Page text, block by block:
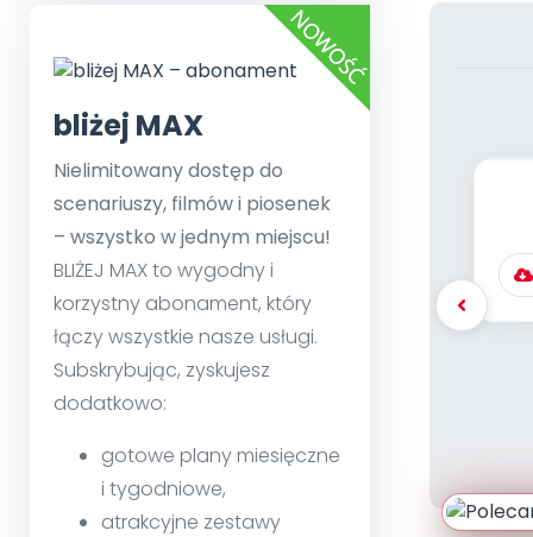
bliżej MAX
Nielimitowany dostęp do
scenariuszy, filmów i piosenek
– wszystko w jednym miejscu!
BLIŻEJ MAX to wygodny i
korzystny abonament, który
łączy wszystkie nasze usługi.
Subskrybując, zyskujesz
dodatkowo:
gotowe plany miesięczne
i tygodniowe,
atrakcyjne zestawy